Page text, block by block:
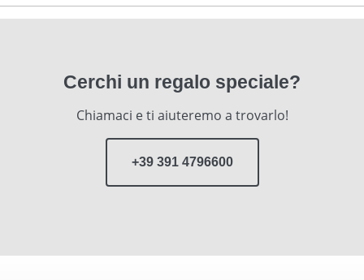
Cerchi un regalo speciale?
Chiamaci e ti aiuteremo a trovarlo!
+39 391 4796600